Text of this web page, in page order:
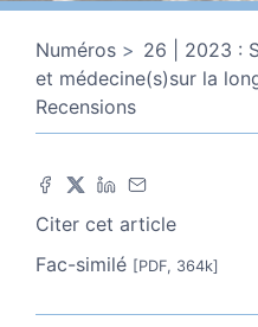
Numéros
26 | 2023 :
et médecine(s)sur la
Recensions
Citer cet article
Fac-similé [PDF, 364k]